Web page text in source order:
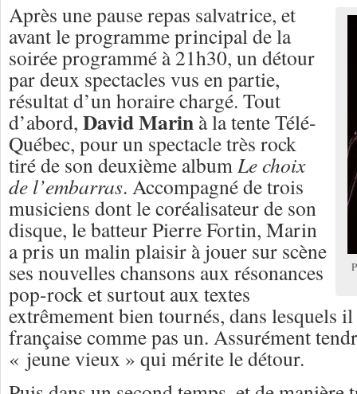
Après une pause repas salvatrice, et
avant le programme principal de la
soirée programmé à 21h30, un détour
par deux spectacles vus en partie,
résultat d’un horaire chargé. Tout
d’abord, David Marin à la tente Télé-
Québec, pour un spectacle très rock
tiré de son deuxième albumLe choix
de l’embarras. Accompagné de trois
musiciens dont le coréalisateur de son
disque, le batteur Pierre Fortin, Marin
a pris un malin plaisir à jouer sur scène
ses nouvelles chansons aux résonances
pop-rock et surtout aux textes
extrêmement bien tournés, dans lesquels
française comme pas un. Assurément
« jeune vieux » qui mérite le détour.